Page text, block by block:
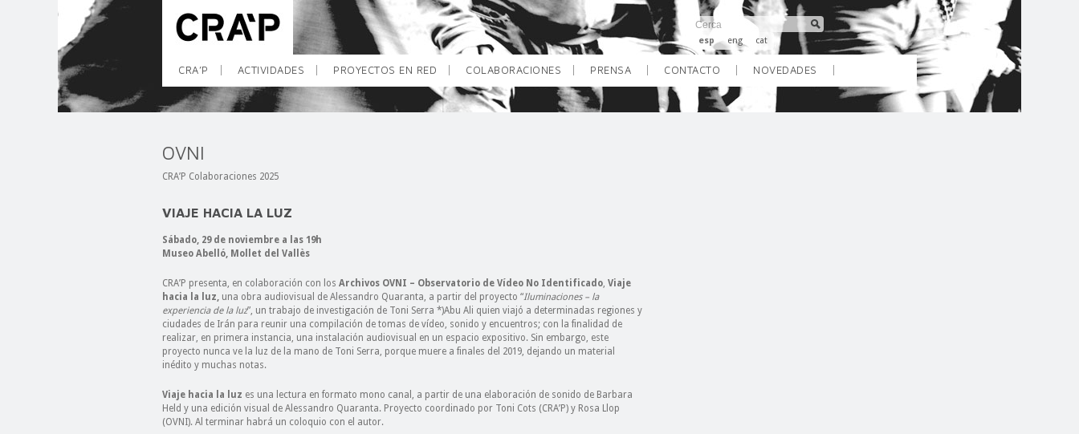
esp eng cat
CRA’P ACTIVIDADES PROYECTOS EN RED COLABORACIONES PRENSA CONTACTO NOVEDADES
OVNI
CRA’P Colaboraciones 2025
VIAJE HACIA LA LUZ
Sábado, 29 de noviembre a las 19h
Museo Abelló, Mollet del Vallès
CRA’P presenta, en colaboración con los Archivos OVNI – Observatorio de Vídeo No Identificado, Viaje
hacia la luz, una obra audiovisual de Alessandro Quaranta, a partir del proyecto “Iluminaciones – la
experiencia de la luz”, un trabajo de investigación de Toni Serra *)Abu Ali quien viajó a determinadas regiones y
ciudades de Irán para reunir una compilación de tomas de vídeo, sonido y encuentros; con la finalidad de
realizar, en primera instancia, una instalación audiovisual en un espacio expositivo. Sin embargo, este
proyecto nunca ve la luz de la mano de Toni Serra, porque muere a finales del 2019, dejando un material
inédito y muchas notas.
Viaje hacia la luz es una lectura en formato mono canal, a partir de una elaboración de sonido de Barbara
Held y una edición visual de Alessandro Quaranta. Proyecto coordinado por Toni Cots (CRA’P) y Rosa Llop
(OVNI). Al terminar habrá un coloquio con el autor.